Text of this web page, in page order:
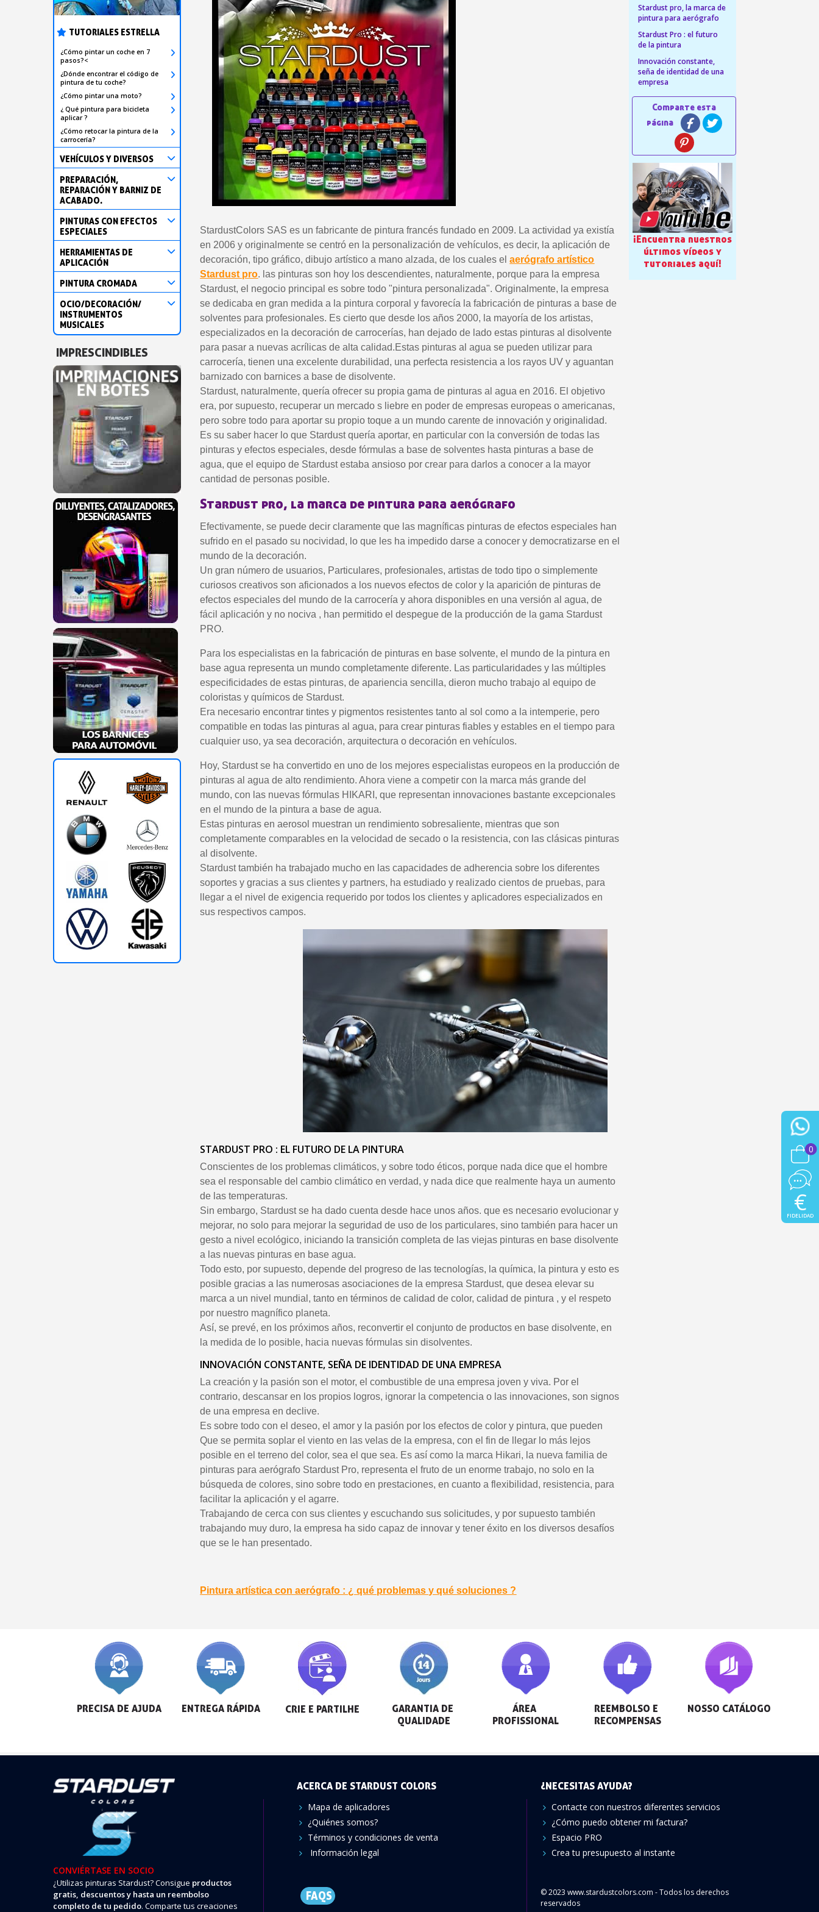
5 € de descuento en tu primer pedido
Cupón de 10 € por cada recomendación
Suscríbete al boletín: 5€ de descuento
Paga en 4 plazos sin comisiones en compras superiores a 30 €.
Obtenga su presupuesto online en menos de 1 minuto.
Gana puntos de fidelidad con cada pedido.
Devuelve los productos en un plazo de 14 días.
5 € de descuento en tu primer pedido
Cupón de 10 € por cada recomendación
Suscríbete al boletín: 5€ de descuento
Suscríbete al boletín: 5€ de descuento
Entrega en un plazo de 48-72 horas.
Paga en 4 plazos sin comisiones en compras superiores a 30 €.
Obtenga su presupuesto online en menos de 1 minuto.
Gana puntos de fidelidad con cada pedido.
Devuelve los productos en un plazo de 14 días.
5 € de descuento en tu primer pedido
Cupón de 10 € por cada recomendación
Suscríbete al boletín: 5€ de descuento
Entrega en un plazo de 48-72 horas.
Paga en 4 plazos sin comisiones en compras superiores a 30 €.
Comparte tus creaciones y recibe vales
Gana puntos de fidelidad con cada pedido.
5 € de descuento en tu primer pedido
Cupón de 10 € por cada recomendación
TUTORIALES ESTRELLA
¿Cómo pintar un coche en 7
pasos?<
¿Dónde encontrar el código de
pintura de tu coche?
¿Cómo pintar una moto?
¿ Qué pintura para bicicleta
aplicar ?
¿Cómo retocar la pintura de la
carrocería?
VEHÍCULOS Y DIVERSOS
PREPARACIÓN,
REPARACIÓN Y BARNIZ DE
ACABADO.
PINTURAS CON EFECTOS
ESPECIALES
HERRAMIENTAS DE
APLICACIÓN
PINTURA CROMADA
OCIO/DECORACIÓN/
INSTRUMENTOS
MUSICALES
IMPRESCINDIBLES
StardustColors SAS es un fabricante de pintura francés fundado en 2009. La actividad ya existía
en 2006 y originalmente se centró en la personalización de vehículos, es decir, la aplicación de
decoración, tipo gráfico, dibujo artístico a mano alzada, de los cuales elaerógrafo artístico
Stardust pro. las pinturas son hoy los descendientes, naturalmente, porque para la empresa
Stardust, el negocio principal es sobre todo "pintura personalizada". Originalmente, la empresa
se dedicaba en gran medida a la pintura corporal y favorecía la fabricación de pinturas a base de
solventes para profesionales. Es cierto que desde los años 2000, la mayoría de los artistas,
especializados en la decoración de carrocerías, han dejado de lado estas pinturas al disolvente
para pasar a nuevas acrílicas de alta calidad.Estas pinturas al agua se pueden utilizar para
carrocería, tienen una excelente durabilidad, una perfecta resistencia a los rayos UV y aguantan
barnizado con barnices a base de disolvente.
Stardust, naturalmente, quería ofrecer su propia gama de pinturas al agua en 2016. El objetivo
era, por supuesto, recuperar un mercado s liebre en poder de empresas europeas o americanas,
pero sobre todo para aportar su propio toque a un mundo carente de innovación y originalidad.
Es su saber hacer lo que Stardust quería aportar, en particular con la conversión de todas las
pinturas y efectos especiales, desde fórmulas a base de solventes hasta pinturas a base de
agua, que el equipo de Stardust estaba ansioso por crear para darlos a conocer a la mayor
cantidad de personas posible.
Stardust pro, la marca de pintura para aerógrafo
Efectivamente, se puede decir claramente que las magníficas pinturas de efectos especiales han
sufrido en el pasado su nocividad, lo que les ha impedido darse a conocer y democratizarse en el
mundo de la decoración.
Un gran número de usuarios, Particulares, profesionales, artistas de todo tipo o simplemente
curiosos creativos son aficionados a los nuevos efectos de color y la aparición de pinturas de
efectos especiales del mundo de la carrocería y ahora disponibles en una versión al agua, de
fácil aplicación y no nociva , han permitido el despegue de la producción de la gama Stardust
PRO.
Para los especialistas en la fabricación de pinturas en base solvente, el mundo de la pintura en
base agua representa un mundo completamente diferente. Las particularidades y las múltiples
especificidades de estas pinturas, de apariencia sencilla, dieron mucho trabajo al equipo de
coloristas y químicos de Stardust.
Era necesario encontrar tintes y pigmentos resistentes tanto al sol como a la intemperie, pero
compatible en todas las pinturas al agua, para crear pinturas fiables y estables en el tiempo para
cualquier uso, ya sea decoración, arquitectura o decoración en vehículos.
Hoy, Stardust se ha convertido en uno de los mejores especialistas europeos en la producción de
pinturas al agua de alto rendimiento. Ahora viene a competir con la marca más grande del
mundo, con las nuevas fórmulas HIKARI, que representan innovaciones bastante excepcionales
en el mundo de la pintura a base de agua.
Estas pinturas en aerosol muestran un rendimiento sobresaliente, mientras que son
completamente comparables en la velocidad de secado o la resistencia, con las clásicas pinturas
al disolvente.
Stardust también ha trabajado mucho en las capacidades de adherencia sobre los diferentes
soportes y gracias a sus clientes y partners, ha estudiado y realizado cientos de pruebas, para
llegar a el nivel de exigencia requerido por todos los clientes y aplicadores especializados en
sus respectivos campos.
STARDUST PRO : EL FUTURO DE LA PINTURA
Conscientes de los problemas climáticos, y sobre todo éticos, porque nada dice que el hombre
sea el responsable del cambio climático en verdad, y nada dice que realmente haya un aumento
de las temperaturas.
Sin embargo, Stardust se ha dado cuenta desde hace unos años. que es necesario evolucionar y
mejorar, no solo para mejorar la seguridad de uso de los particulares, sino también para hacer un
gesto a nivel ecológico, iniciando la transición completa de las viejas pinturas en base disolvente
a las nuevas pinturas en base agua.
Todo esto, por supuesto, depende del progreso de las tecnologías, la química, la pintura y esto es
posible gracias a las numerosas asociaciones de la empresa Stardust, que desea elevar su
marca a un nivel mundial, tanto en términos de calidad de color, calidad de pintura , y el respeto
por nuestro magnífico planeta.
Así, se prevé, en los próximos años, reconvertir el conjunto de productos en base disolvente, en
la medida de lo posible, hacia nuevas fórmulas sin disolventes.
INNOVACIÓN CONSTANTE, SEÑA DE IDENTIDAD DE UNA EMPRESA
La creación y la pasión son el motor, el combustible de una empresa joven y viva. Por el
contrario, descansar en los propios logros, ignorar la competencia o las innovaciones, son signos
de una empresa en declive.
Es sobre todo con el deseo, el amor y la pasión por los efectos de color y pintura, que pueden
Que se permita soplar el viento en las velas de la empresa, con el fin de llegar lo más lejos
posible en el terreno del color, sea el que sea. Es así como la marca Hikari, la nueva familia de
pinturas para aerógrafo Stardust Pro, representa el fruto de un enorme trabajo, no solo en la
búsqueda de colores, sino sobre todo en prestaciones, en cuanto a flexibilidad, resistencia, para
facilitar la aplicación y el agarre.
Trabajando de cerca con sus clientes y escuchando sus solicitudes, y por supuesto también
trabajando muy duro, la empresa ha sido capaz de innovar y tener éxito en los diversos desafíos
que se le han presentado.
Pintura artística con aerógrafo : ¿ qué problemas y qué soluciones ?
Stardust pro, la marca de
pintura para aerógrafo
Stardust Pro : el futuro
de la pintura
Innovación constante,
seña de identidad de una
empresa
¡Encuentra nuestros
últimos vídeos y
tutoriales aquí!
PRECISA DE AJUDA ENTREGA RÁPIDA CRIE E PARTILHE
GARANTIA DE
QUALIDADE
ÁREA
PROFISSIONAL
REEMBOLSO E
RECOMPENSAS
NOSSO CATÁLOGO
CONVIÉRTASE EN SOCIO
¿Utilizas pinturas Stardust? Consigue productos
gratis, descuentos y hasta un reembolso
completo de tu pedido. Comparte tus creaciones
ACERCA DE STARDUST COLORS
Mapa de aplicadores
¿Quiénes somos?
Términos y condiciones de venta
Información legal
FAQS
¿NECESITAS AYUDA?
Contacte con nuestros diferentes servicios
¿Cómo puedo obtener mi factura?
Espacio PRO
Crea tu presupuesto al instante
© 2023 www.stardustcolors.com - Todos los derechos
reservados
0
€
FIDELIDAD